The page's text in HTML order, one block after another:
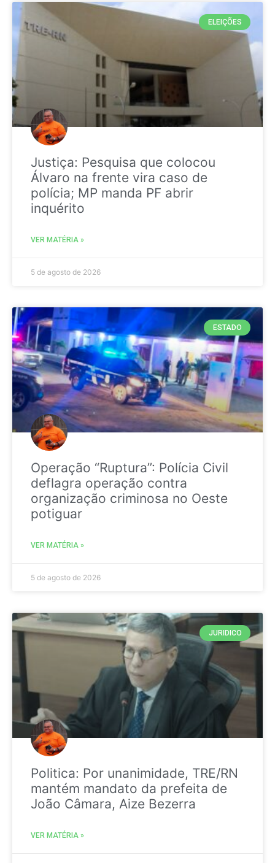
ELEIÇÕES
Justiça: Pesquisa que colocou
Álvaro na frente vira caso de
polícia; MP manda PF abrir
inquérito
VER MATÉRIA »
5 de agosto de 2026
ESTADO
Operação “Ruptura”: Polícia Civil
deflagra operação contra
organização criminosa no Oeste
potiguar
VER MATÉRIA »
5 de agosto de 2026
JURIDICO
Politica: Por unanimidade, TRE/RN
mantém mandato da prefeita de
João Câmara, Aize Bezerra
VER MATÉRIA »